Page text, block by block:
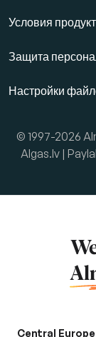
Условия
Защита
Настройки
© 1997-2026
Algas.lv |
Central Europe